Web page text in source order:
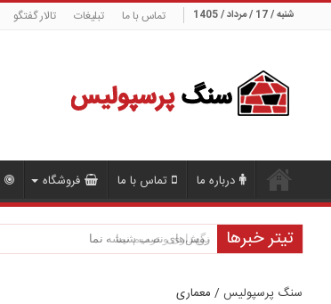
شنبه / 17 / مرداد / 1405 تماس با ما تبلیغات تالار گفتگو
درباره ما تماس با ما فروشگاه
تیتر خبرها روش‌های نصب شیشه نما
سنگ پرسپولیس/ معماری